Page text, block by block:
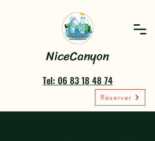
NiceCanyon
Tel: 06 83 18 48 74
Réserver